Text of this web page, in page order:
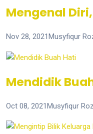
Mengenal
Nov 28, 2021Musyfiqur
Mendidik
Oct 08, 2021Musyfiqur